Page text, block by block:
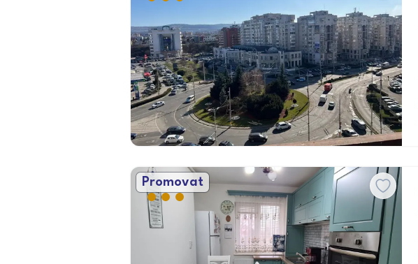
Promovat